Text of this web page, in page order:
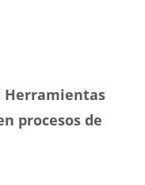
Herramientas
procesos de